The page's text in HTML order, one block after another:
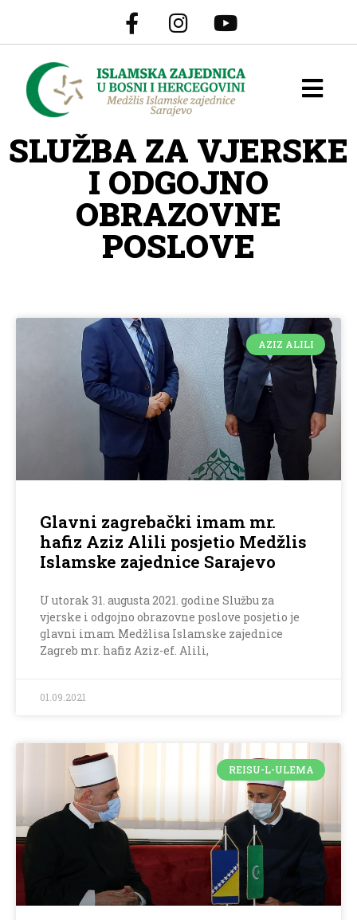
SLUŽBA ZA VJERSKE
I ODGOJNO
OBRAZOVNE
POSLOVE
AZIZ ALILI
Glavni zagrebački imam mr.
hafiz Aziz Alili posjetio Medžlis
Islamske zajednice Sarajevo
U utorak 31. augusta 2021. godine Službu za
vjerske i odgojno obrazovne poslove posjetio je
glavni imam Medžlisa Islamske zajednice
Zagreb mr. hafiz Aziz-ef. Alili,
01.09.2021
REISU-L-ULEMA